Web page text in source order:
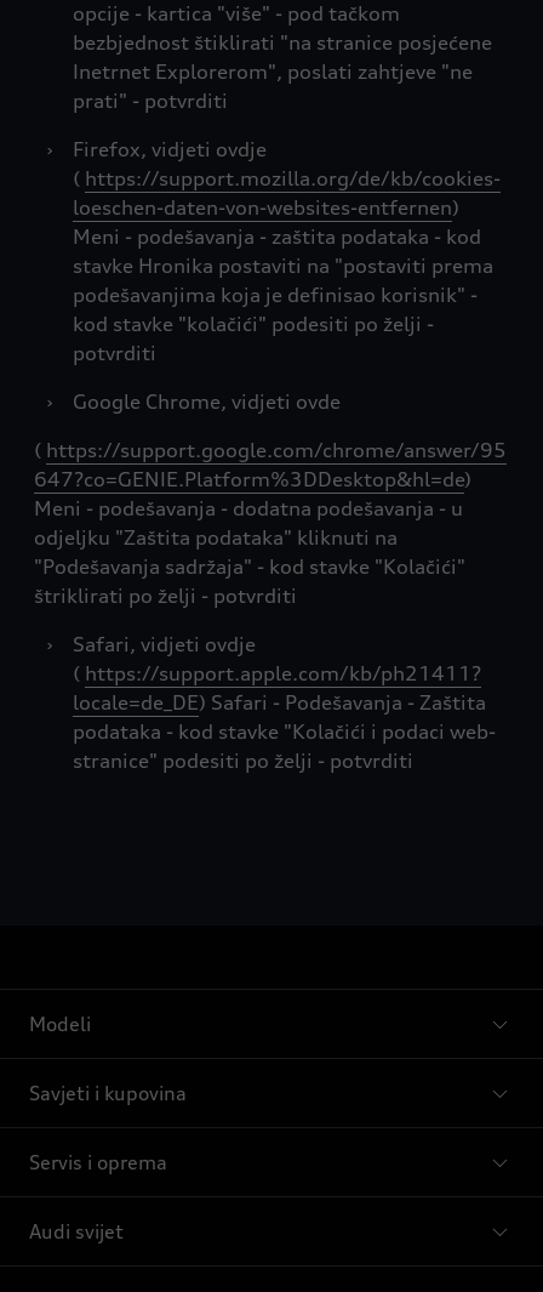
opcije - kartica "više" - pod tačkom
bezbjednost štiklirati "na stranice posjećene
Inetrnet Explorerom", poslati zahtjeve "ne
prati" - potvrditi
›
Firefox, vidjeti ovdje
( https://support.mozilla.org/de/kb/cookies-
loeschen-daten-von-websites-entfernen)
Meni - podešavanja - zaštita podataka - kod
stavke Hronika postaviti na "postaviti prema
podešavanjima koja je definisao korisnik" -
kod stavke "kolačići" podesiti po želji -
potvrditi
›
Google Chrome, vidjeti ovde
( https://support.google.com/chrome/answer/95
647?co=GENIE.Platform%3DDesktop&hl=de)
Meni - podešavanja - dodatna podešavanja - u
odjeljku "Zaštita podataka" kliknuti na
"Podešavanja sadržaja" - kod stavke "Kolačići"
štriklirati po želji - potvrditi
›
Safari, vidjeti ovdje
( https://support.apple.com/kb/ph21411?
locale=de_DE) Safari - Podešavanja - Zaštita
podataka - kod stavke "Kolačići i podaci web-
stranice" podesiti po želji - potvrditi
Modeli
Savjeti i kupovina
Servis i oprema
Audi svijet